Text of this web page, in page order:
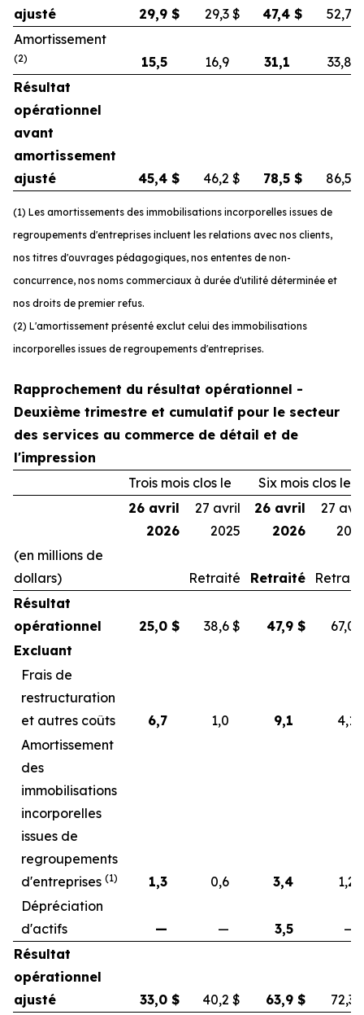
ajusté
29,9 $ 29,3 $ 47,4 $ 52,7
Amortissement
(2) 15,5 16,9 31,1
33,8
Résultat
opérationnel
avant
amortissement
ajusté
45,4 $ 46,2 $ 78,5 $ 86,5
(1) Les amortissements des immobilisations incorporelles issues de
regroupements d'entreprises incluent les relations avec nos clients,
nos titres d'ouvrages pédagogiques, nos ententes de non-
concurrence, nos noms commerciaux à durée d'utilité déterminée et
nos droits de premier refus.
(2) L'amortissement présenté exclut celui des immobilisations
incorporelles issues de regroupements d'entreprises.
Rapprochement du résultat opérationnel -
Deuxième trimestre et cumulatif pour le secteur
des services au commerce de détail et de
l'impression
Trois mois clos le
Six mois clos le
26 avril
2026
27 avril
2025
26 avril
2026
27
(en millions de
dollars)
Retraité Retraité
Résultat
opérationnel
25,0 $ 38,6 $ 47,9 $ 67,0
Excluant
Frais de
restructuration
et autres coûts
6,7 1,0 9,1
4,1
Amortissement
des
immobilisations
incorporelles
issues de
regroupements
d'entreprises (1) 1,3 0,6 3,4
1,2
Dépréciation
d'actifs
— — 3,5
—
Résultat
opérationnel
ajusté
33,0 $ 40,2 $ 63,9 $ 72,3